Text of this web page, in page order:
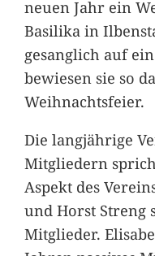
neuen Jahr ein
Basilika in
gesanglich auf
bewiesen sie so
Weihnachtsfeier.
Die langjährige
Mitgliedern
Aspekt des
und Horst Streng
Mitglieder.